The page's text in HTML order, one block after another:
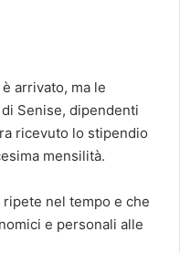
arrivato, ma le
Senise, dipendenti
ricevuto lo stipendio
mensilità.
nel tempo e che
e personali alle